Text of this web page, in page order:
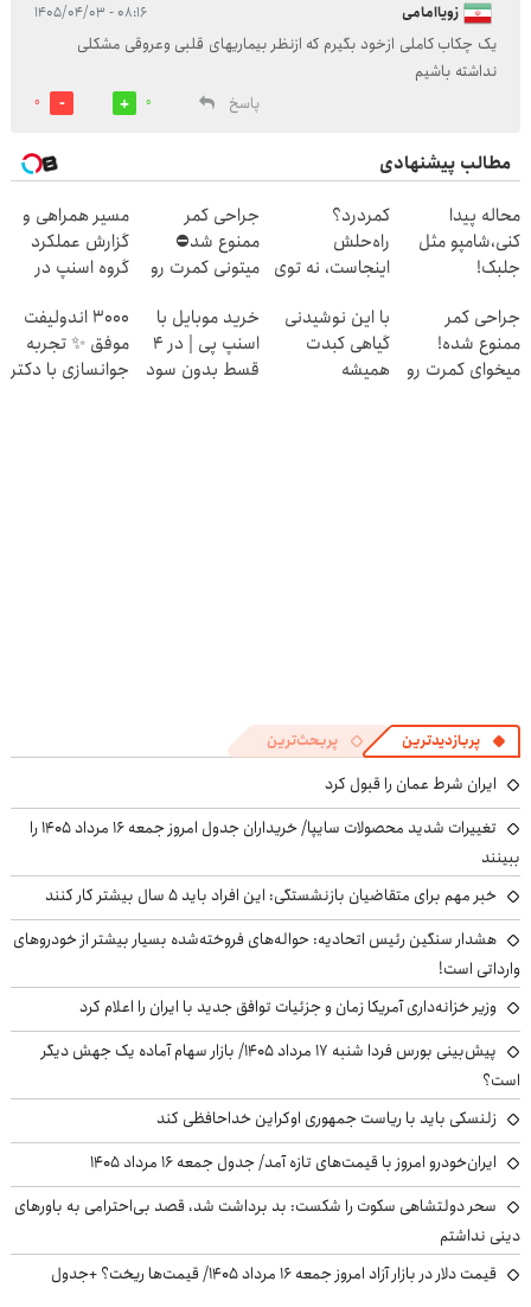
زویاامامی ۰۸:۱۶ - ۱۴۰۵/۰۴/۰۳
یک چکاب کاملی ازخود بگیرم که ازنظر بیماریهای قلبی وعروقی مشکلی
نداشته باشیم
پاسخ
0
0
مطالب پیشنهادی
محاله پیدا
کنی،شامپو مثل
جلبک!
مجدد40%تخفیف
کمردرد؟
راه‌حلش
اینجاست، نه توی
جراحی کمر
ممنوع شد⛔
میتونی کمرت رو
کنی! 👈🏻
پرسش‌نامه
مسیر همراهی و
گزارش عملکرد
گروه اسنپ در
جراحی کمر
ممنوع شده!
میخوای کمرت رو
با این نوشیدنی
گیاهی کبدت
همیشه
خرید موبایل با
اسنپ پی | در ۴
قسط بدون سود
۳۰۰۰ اندولیفت
موفق ✨ تجربه
جوانسازی با دکتر
پربازدیدترین پربحث‌ترین
ایران شرط عمان را قبول کرد
تغییرات شدید محصولات سایپا/ خریداران جدول امروز جمعه ۱۶ مرداد ۱۴۰۵ را
ببینند
خبر مهم برای متقاضیان بازنشستگی: این افراد باید ۵ سال بیشتر کار کنند
هشدار سنگین رئیس اتحادیه: حواله‌های فروخته‌شده بسیار بیشتر از خودروهای
وارداتی است!
وزیر خزانه‌داری آمریکا زمان و جزئیات توافق جدید با ایران را اعلام کرد
پیش‌بینی بورس فردا شنبه ۱۷ مرداد ۱۴۰۵/ بازار سهام آماده یک جهش دیگر
است؟
زلنسکی باید با ریاست جمهوری اوکراین خداحافظی کند
ایران‌خودرو امروز با قیمت‌های تازه آمد/ جدول جمعه ۱۶ مرداد ۱۴۰۵
سحر دولتشاهی سکوت را شکست: بد برداشت شد، قصد بی‌احترامی به باورهای
دینی نداشتم
قیمت دلار در بازار آزاد امروز جمعه ۱۶ مرداد ۱۴۰۵/ قیمت‌ها ریخت؟ +جدول